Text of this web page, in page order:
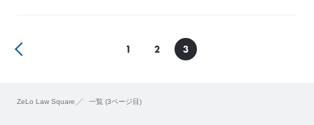
1 2 3
ZeLo Law Square 一覧 (3ページ目)